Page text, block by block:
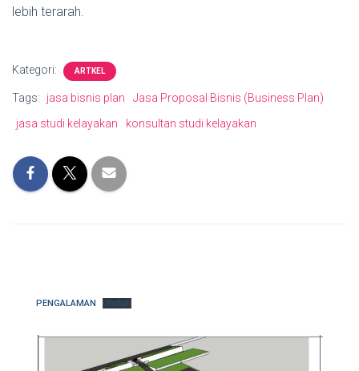
lebih terarah.
Kategori: ARTKEL
Tags: jasa bisnis plan
Jasa Proposal Bisnis (Business Plan)
jasa studi kelayakan
konsultan studi kelayakan
PENGALAMAN Unduh